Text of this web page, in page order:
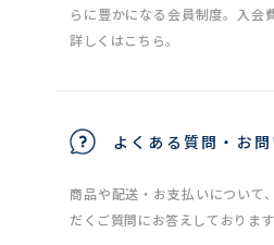
らに豊かになる会員制度。入会
詳しくはこちら。
よくある質問・お
商品や配送・お支払いについて
だくご質問にお答えしております